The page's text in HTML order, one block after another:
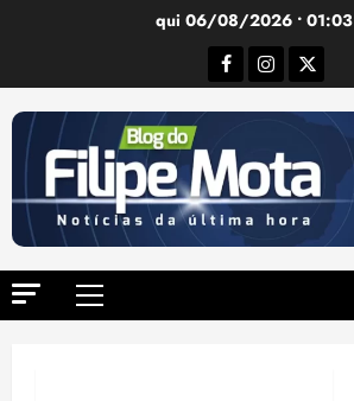
qui 06/08/2026 • 01:03
Facebook
Instagram
Twitter
Menu